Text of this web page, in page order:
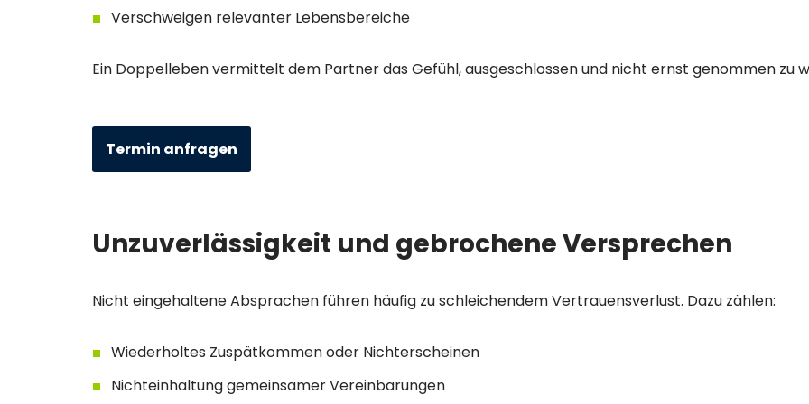
Verschweigen relevanter Lebensbereiche
Ein Doppelleben vermittelt dem Partner das Gefühl, ausgeschlossen und nicht ernst genommen zu
Termin anfragen
Unzuverlässigkeit und gebrochene Versprechen
Nicht eingehaltene Absprachen führen häufig zu schleichendem Vertrauensverlust. Dazu zählen:
Wiederholtes Zuspätkommen oder Nichterscheinen
Nichteinhaltung gemeinsamer Vereinbarungen